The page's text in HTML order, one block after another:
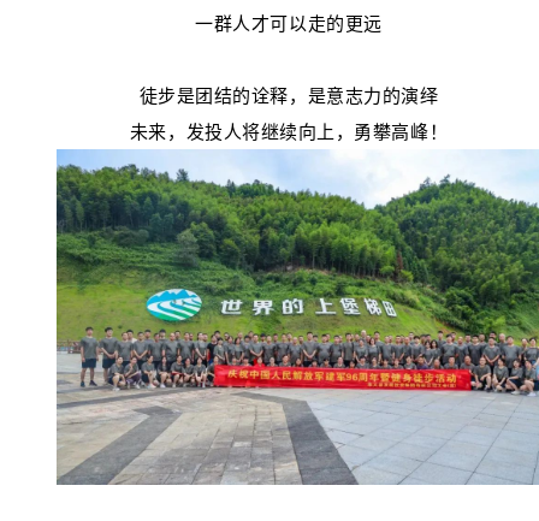
一群人才可以走的更远
徒步是团结的诠释，是意志力的演绎
未来，发投人将继续向上，勇攀高峰！